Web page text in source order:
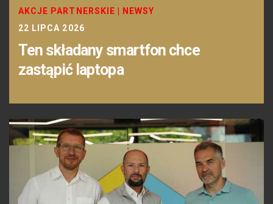
AKCJE PARTNERSKIE
NEWSY
22 LIPCA 2026
Ten składany smartfon chce
zastąpić laptopa